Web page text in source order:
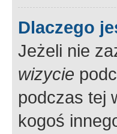
Dlaczego
Jeżeli nie
wizycie
podczas tej
kogoś